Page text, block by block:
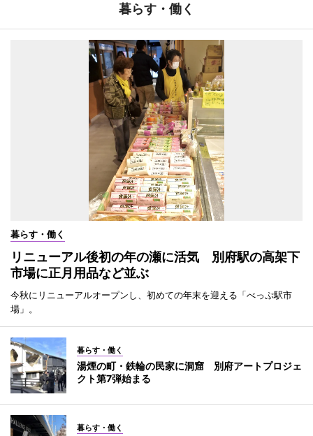
暮らす・働く
暮らす・働く
リニューアル後初の年の瀬に活気 別府駅の高架下
市場に正月用品など並ぶ
今秋にリニューアルオープンし、初めての年末を迎える「べっぷ駅市
場」。
暮らす・働く
湯煙の町・鉄輪の民家に洞窟 別府アートプロジェ
クト第7弾始まる
暮らす・働く